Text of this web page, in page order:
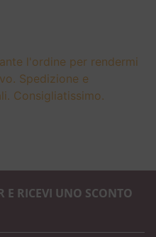
l'ordine per rendermi
Spedizione e
Consigliatissimo.
E RICEVI UNO SCONTO